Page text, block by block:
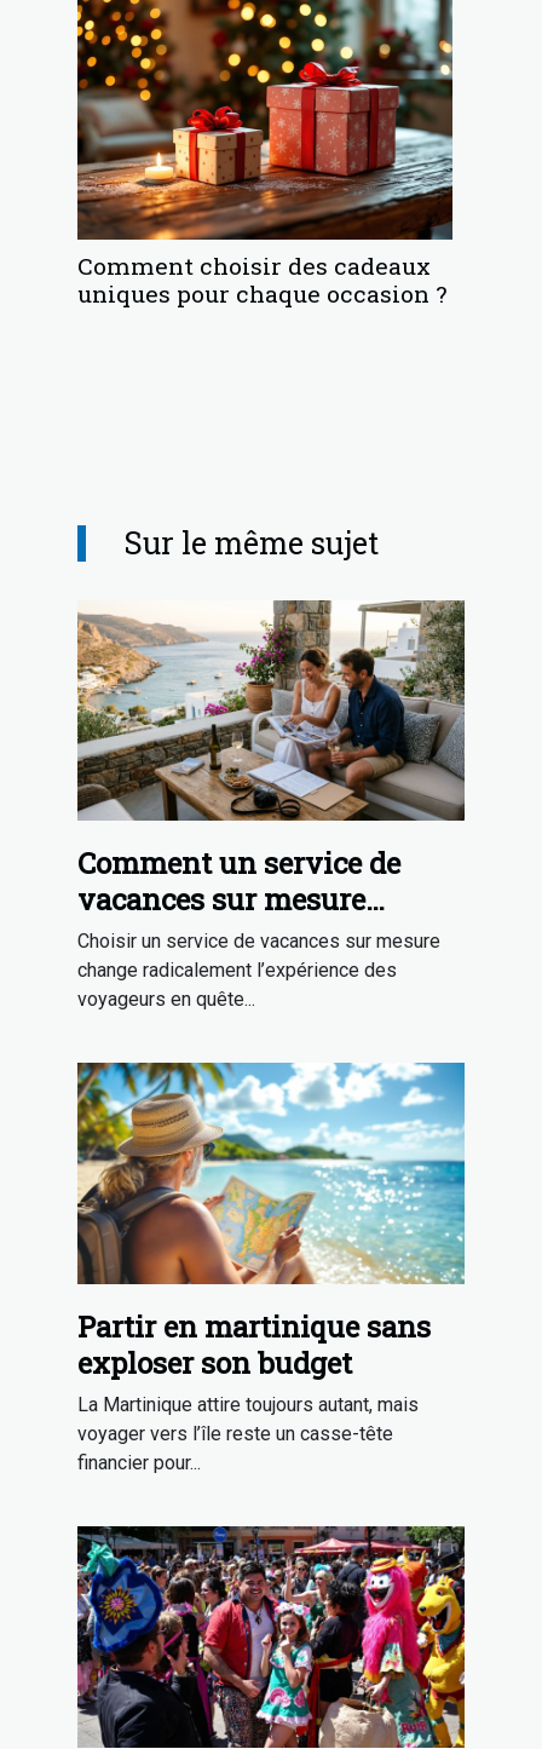
Comment choisir des cadeaux
uniques pour chaque occasion ?
Sur le même sujet
Comment un service de
vacances sur mesure
transforme-t-il votre séjour
?
Choisir un service de vacances sur mesure
change radicalement l’expérience des
voyageurs en quête...
Partir en martinique sans
exploser son budget
La Martinique attire toujours autant, mais
voyager vers l’île reste un casse-tête
financier pour...